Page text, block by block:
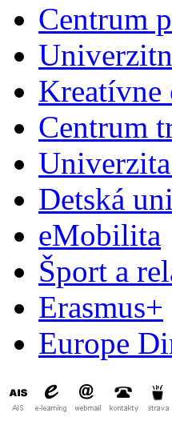
Centrum
Kreatívne
Centrum
Detská
eMobilita
Šport a
Erasmus+
Europe